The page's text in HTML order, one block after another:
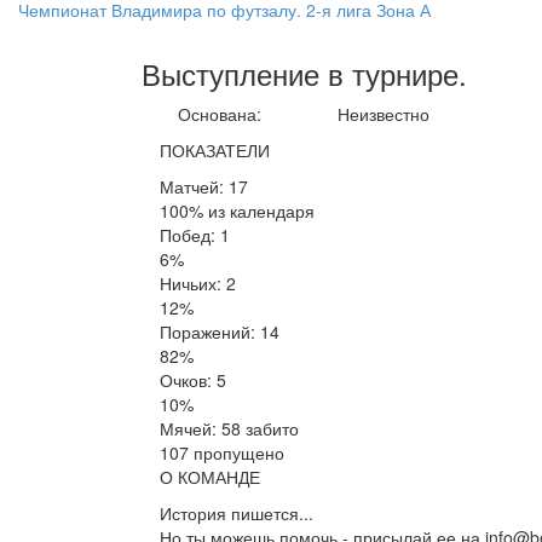
Чемпионат Владимира по футзалу. 2-я лига Зона А
Выступление в турнире.
Основана:
Неизвестно
ПОКАЗАТЕЛИ
Матчей: 17
100% из календаря
Побед: 1
6%
Ничьих: 2
12%
Поражений: 14
82%
Очков: 5
10%
Мячей: 58 забито
107 пропущено
О КОМАНДЕ
История пишется...